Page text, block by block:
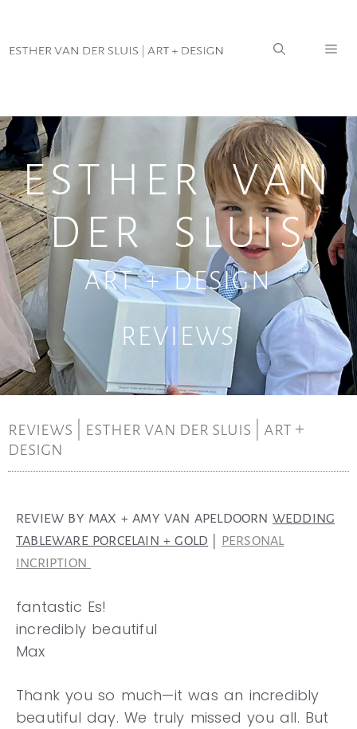
Home| Information
ESTHER VAN
DER SLUIS
ART + DESIGN
REVIEWS
reviews | esther van der sluis | art +
design
REVIEW BY MAX + AMY VAN APELDOORN WEDDING
TABLEWARE PORCELAIN + GOLD
PERSONAL
INCRIPTION
fantastic Es!
incredibly beautiful
Max
Thank you so much—it was an incredibly
beautiful day. We truly missed you all. But